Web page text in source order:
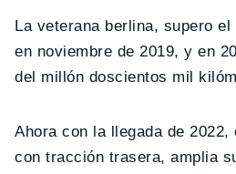
La veterana berlina, supero
en noviembre de 2019, y en
del millón doscientos mil
Ahora con la llegada de 2022,
con tracción trasera, amplia